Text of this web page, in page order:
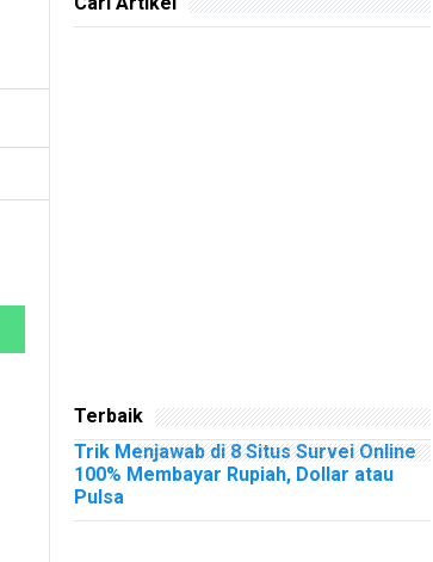
Terbaik
Trik Menjawab di 8 Situs Survei Online
100% Membayar Rupiah, Dollar atau
Pulsa